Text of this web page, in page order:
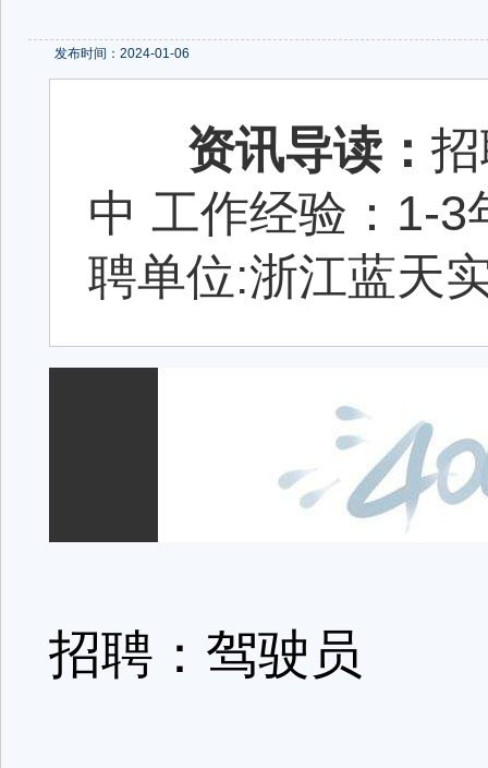
发布时间：2024-01-06
资讯导读：
中 工作经验：1-
聘单位:浙江蓝天
招聘：驾驶员